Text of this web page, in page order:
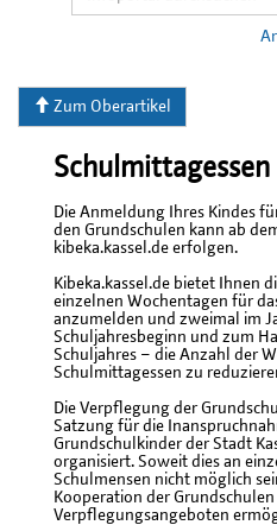
Zum Oberartikel
Schulmittagessen
Die Anmeldung Ihres Kindes
den Grundschulen kann ab
kibeka.kassel.de erfolgen.
Kibeka.kassel.de bietet Ihnen
einzelnen Wochentagen für
anzumelden und zweimal im
Schuljahresbeginn und zum
Schuljahres – die Anzahl der
Schulmittagessen zu
Die Verpflegung der
Satzung für die
Grundschulkinder der Stadt
organisiert. Soweit dies an
Schulmensen nicht möglich
Kooperation der
Verpflegungsangeboten